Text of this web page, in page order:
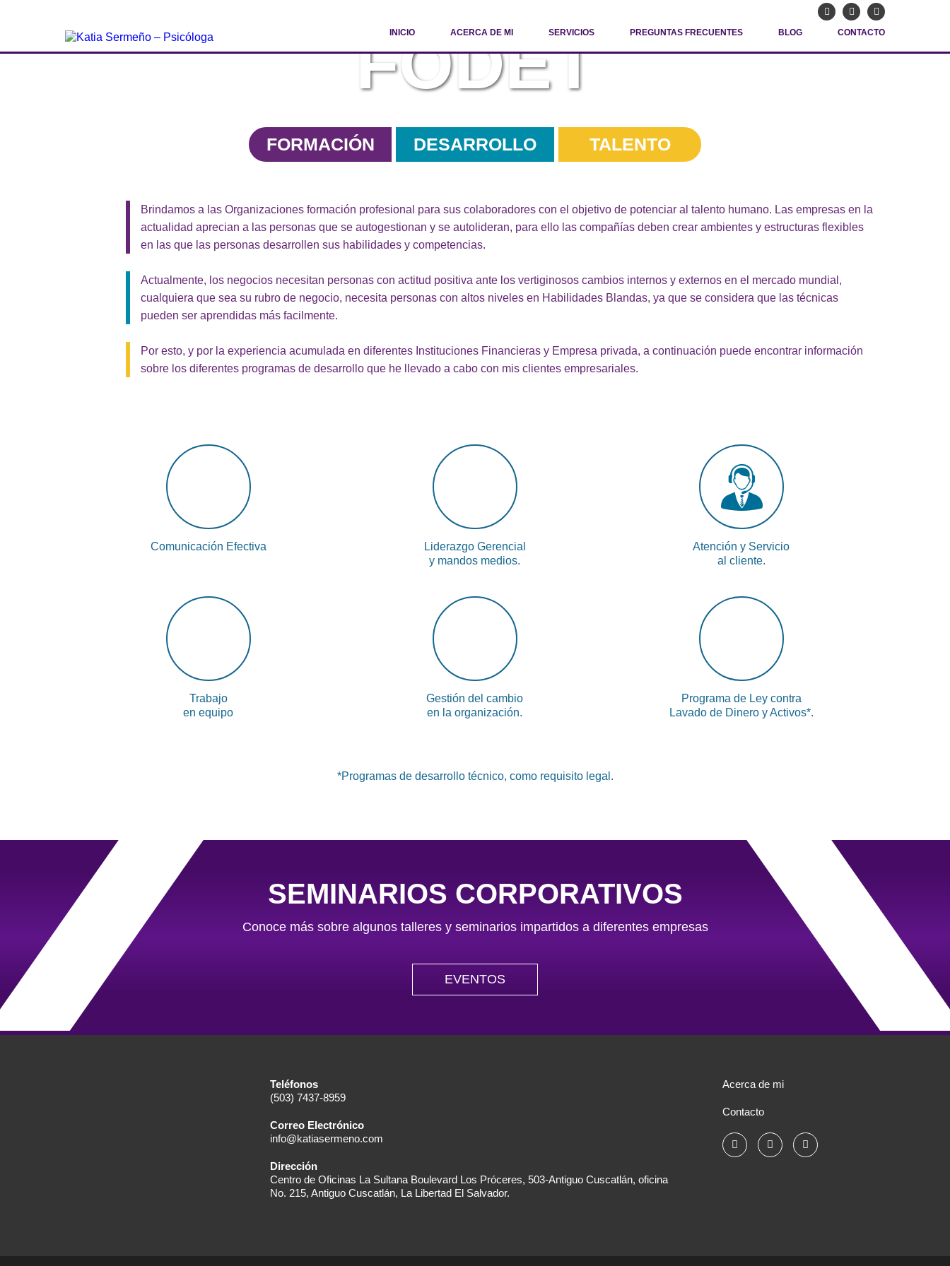
Katia Sermeño – Psicóloga
Servicios Profesionales en Psicología y Crecimiento Personal
INICIO ACERCA DE MI SERVICIOS PREGUNTAS FRECUENTES BLOG CONTACTO
FODET
FORMACIÓN DESARROLLO TALENTO
Brindamos a las Organizaciones formación profesional para sus colaboradores con el objetivo de potenciar al talento humano. Las empresas en la
actualidad aprecian a las personas que se autogestionan y se autolideran, para ello las compañías deben crear ambientes y estructuras flexibles
en las que las personas desarrollen sus habilidades y competencias.
Actualmente, los negocios necesitan personas con actitud positiva ante los vertiginosos cambios internos y externos en el mercado mundial,
cualquiera que sea su rubro de negocio, necesita personas con altos niveles en Habilidades Blandas, ya que se considera que las técnicas
pueden ser aprendidas más facilmente.
Por esto, y por la experiencia acumulada en diferentes Instituciones Financieras y Empresa privada, a continuación puede encontrar información
sobre los diferentes programas de desarrollo que he llevado a cabo con mis clientes empresariales.
Comunicación Efectiva
Liderazgo Gerencial
y mandos medios.
Atención y Servicio
al cliente.
Trabajo
en equipo
Gestión del cambio
en la organización.
Programa de Ley contra
Lavado de Dinero y Activos*.
*Programas de desarrollo técnico, como requisito legal.
SEMINARIOS CORPORATIVOS
Conoce más sobre algunos talleres y seminarios impartidos a diferentes empresas
EVENTOS
Teléfonos
(503) 7437-8959
Correo Electrónico
info@katiasermeno.com
Dirección
Centro de Oficinas La Sultana Boulevard Los Próceres, 503-Antiguo Cuscatlán, oficina
No. 215, Antiguo Cuscatlán, La Libertad El Salvador.
Acerca de mi
Contacto